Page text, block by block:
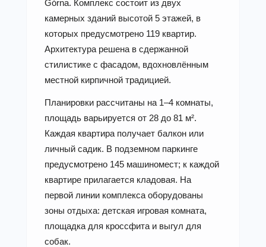
Górna. Комплекс состоит из двух
камерных зданий высотой 5 этажей, в
которых предусмотрено 119 квартир.
Архитектура решена в сдержанной
стилистике с фасадом, вдохновлённым
местной кирпичной традицией.
Планировки рассчитаны на 1–4 комнаты,
площадь варьируется от 28 до 81 м².
Каждая квартира получает балкон или
личный садик. В подземном паркинге
предусмотрено 145 машиномест; к каждой
квартире прилагается кладовая. На
первой линии комплекса оборудованы
зоны отдыха: детская игровая комната,
площадка для кроссфита и выгул для
собак.